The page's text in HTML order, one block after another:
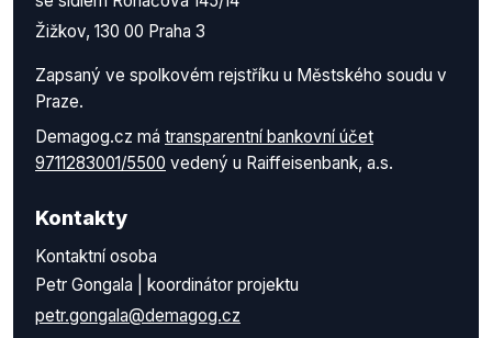
Žižkov, 130 00 Praha 3
Zapsaný ve spolkovém rejstříku u Městského soudu v
Praze.
Demagog.cz má transparentní bankovní účet
9711283001/5500 vedený u Raiffeisenbank, a.s.
Kontakty
Kontaktní osoba
Petr Gongala | koordinátor projektu
petr.gongala@demagog.cz